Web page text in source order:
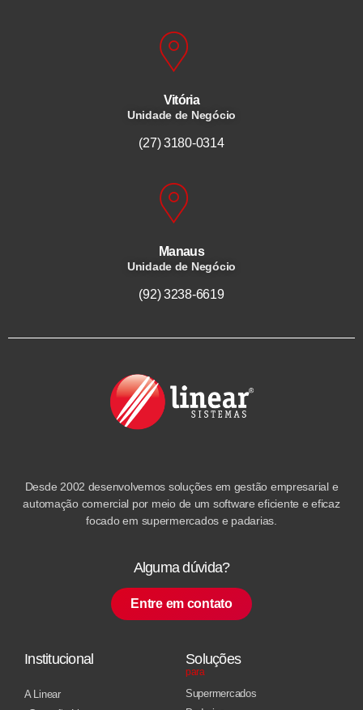
Vitória
Unidade de Negócio
(27) 3180-0314
Manaus
Unidade de Negócio
(92) 3238-6619
Desde 2002 desenvolvemos soluções em gestão empresarial e
automação comercial por meio de um software eficiente e eficaz
focado em supermercados e padarias.
Alguma dúvida?
Entre em contato
Institucional
A Linear
Soluções
para
Supermercados